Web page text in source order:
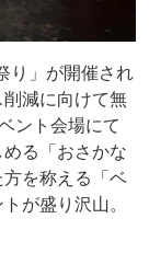
り」が開催され
減に向けて無
ント会場にて
る「おさかな
を称える「ベ
が盛り沢山。